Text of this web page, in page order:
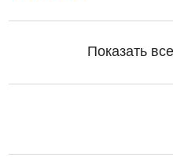
Показать
Популярные товары